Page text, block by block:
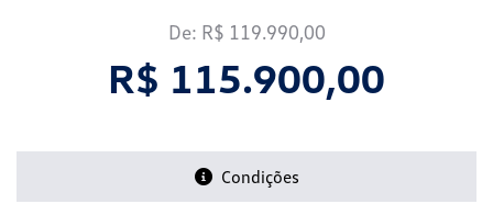
De: R$ 119.990,00
R$ 115.900,00
Condições